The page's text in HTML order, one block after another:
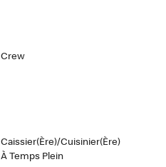
Crew
Caissier(ère)/Cuisinier(ère)
À Temps Plein